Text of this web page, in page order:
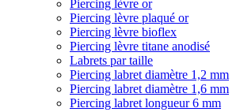
Piercing lèvre or
Piercing lèvre plaqué or
Piercing lèvre bioflex
Piercing lèvre titane anodisé
Labrets par taille
Piercing labret diamètre 1,2 mm
Piercing labret diamètre 1,6 mm
Piercing labret longueur 6 mm